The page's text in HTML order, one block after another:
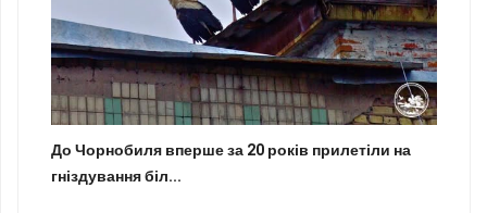
До Чорнобиля вперше за 20 років прилетіли на
гніздування біл...